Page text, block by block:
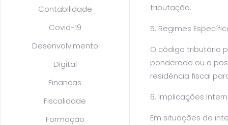
Contabilidade
Covid-19
Desenvolvimento
Digital
Finanças
Fiscalidade
Formação
tributação.
Regimes
O código tributário
ponderado ou a
residência fiscal
Implicações
Em situações de